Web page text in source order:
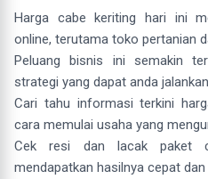
Harga cabe keriting hari ini
online, terutama toko pertanian
Peluang bisnis ini semakin
strategi yang dapat anda
Cari tahu informasi terkini
cara memulai usaha yang
Cek resi dan lacak paket
mendapatkan hasilnya cepat